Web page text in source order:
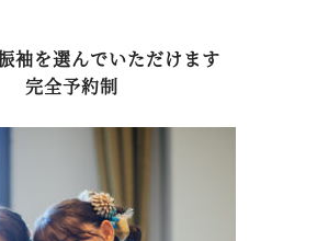
袖を選んでいただけます
完全予約制